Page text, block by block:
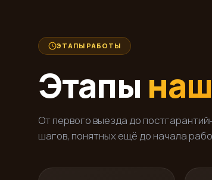
ЭТАПЫ РАБОТЫ
Этапы
От первого выезда до
шагов, понятных ещё до начала